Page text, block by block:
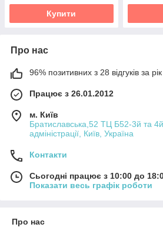
Купити
Про нас
96% позитивних з 28 відгуків за рік
Працює з 26.01.2012
м. Київ
Братиславська,52 ТЦ Б52-3й та
адміністрації, Київ, Україна
Контакти
Сьогодні працює з 10:00 до
Показати весь графік роботи
Про нас